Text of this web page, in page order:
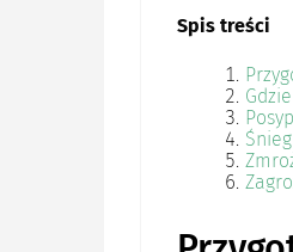
Spis treści